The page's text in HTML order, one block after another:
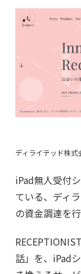
ディライテッド株
iPad無人受付
ている、ディ
の資金調達を
話」を、iPad